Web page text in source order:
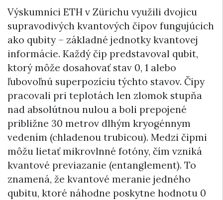
Výskumníci ETH v Zürichu využili dvojicu
supravodivých kvantových čipov fungujúcich
ako qubity – základné jednotky kvantovej
informácie. Každý čip predstavoval qubit,
ktorý môže dosahovať stav 0, 1 alebo
ľubovoľnú superpozíciu týchto stavov. Čipy
pracovali pri teplotách len zlomok stupňa
nad absolútnou nulou a boli prepojené
približne 30 metrov dlhým kryogénnym
vedením (chladenou trubicou). Medzi čipmi
môžu lietať mikrovlnné fotóny, čím vzniká
kvantové previazanie (entanglement). To
znamená, že kvantové meranie jedného
qubitu, ktoré náhodne poskytne hodnotu 0